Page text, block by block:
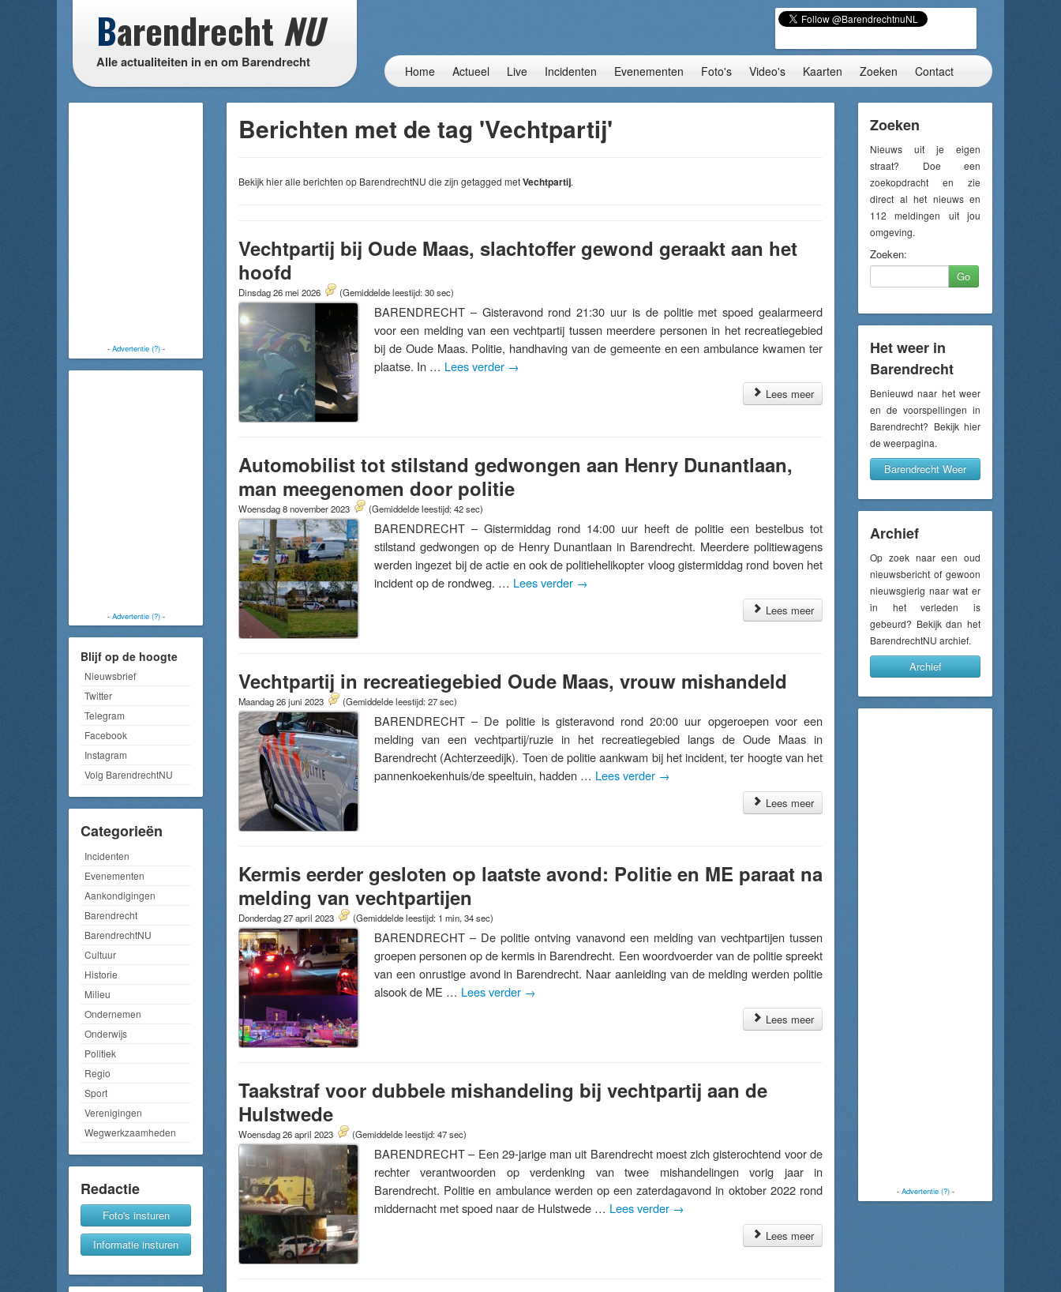
Barendrecht NU
Alle actualiteiten in en om Barendrecht
Home Actueel Live Incidenten Evenementen Foto's Video's Kaarten Zoeken Contact
- Advertentie (?)-
- Advertentie (?)-
Blijf op de hoogte
Nieuwsbrief
Twitter
Telegram
Facebook
Instagram
Volg BarendrechtNU
Categorieën
Incidenten
Evenementen
Aankondigingen
Barendrecht
BarendrechtNU
Cultuur
Historie
Milieu
Ondernemen
Onderwijs
Politiek
Regio
Sport
Verenigingen
Wegwerkzaamheden
Redactie
Foto's insturen
Informatie insturen
Berichten met de tag 'Vechtpartij'
Bekijk hier alle berichten op BarendrechtNU die zijn getagged metVechtpartij.
Vechtpartij bij Oude Maas, slachtoffer gewond geraakt aan het
hoofd
Dinsdag 26 mei 2026 (Gemiddelde leestijd: 30 sec)
BARENDRECHT – Gisteravond rond 21:30 uur is de politie met spoed gealarmeerd
voor een melding van een vechtpartij tussen meerdere personen in het recreatiegebied
bij de Oude Maas. Politie, handhaving van de gemeente en een ambulance kwamen ter
plaatse. In … Lees verder →
Lees meer
Automobilist tot stilstand gedwongen aan Henry Dunantlaan,
man meegenomen door politie
Woensdag 8 november 2023 (Gemiddelde leestijd: 42 sec)
BARENDRECHT – Gistermiddag rond 14:00 uur heeft de politie een bestelbus tot
stilstand gedwongen op de Henry Dunantlaan in Barendrecht. Meerdere politiewagens
werden ingezet bij de actie en ook de politiehelikopter vloog gistermiddag rond boven het
incident op de rondweg. … Lees verder →
Lees meer
Vechtpartij in recreatiegebied Oude Maas, vrouw mishandeld
Maandag 26 juni 2023 (Gemiddelde leestijd: 27 sec)
BARENDRECHT – De politie is gisteravond rond 20:00 uur opgeroepen voor een
melding van een vechtpartij/ruzie in het recreatiegebied langs de Oude Maas in
Barendrecht (Achterzeedijk). Toen de politie aankwam bij het incident, ter hoogte van het
pannenkoekenhuis/de speeltuin, hadden … Lees verder →
Lees meer
Kermis eerder gesloten op laatste avond: Politie en ME paraat na
melding van vechtpartijen
Donderdag 27 april 2023 (Gemiddelde leestijd: 1 min, 34 sec)
BARENDRECHT – De politie ontving vanavond een melding van vechtpartijen tussen
groepen personen op de kermis in Barendrecht. Een woordvoerder van de politie spreekt
van een onrustige avond in Barendrecht. Naar aanleiding van de melding werden politie
alsook de ME … Lees verder →
Lees meer
Taakstraf voor dubbele mishandeling bij vechtpartij aan de
Hulstwede
Woensdag 26 april 2023 (Gemiddelde leestijd: 47 sec)
BARENDRECHT – Een 29-jarige man uit Barendrecht moest zich gisterochtend voor de
rechter verantwoorden op verdenking van twee mishandelingen vorig jaar in
Barendrecht. Politie en ambulance werden op een zaterdagavond in oktober 2022 rond
middernacht met spoed naar de Hulstwede … Lees verder →
Lees meer
Zoeken
Nieuws uit je eigen
straat? Doe een
zoekopdracht en zie
direct al het nieuws en
112 meldingen uit jou
omgeving.
Zoeken:
Go
Het weer in
Barendrecht
Benieuwd naar het weer
en de voorspellingen in
Barendrecht? Bekijk hier
de weerpagina.
Barendrecht Weer
Archief
Op zoek naar een oud
nieuwsbericht of gewoon
nieuwsgierig naar wat er
in het verleden is
gebeurd? Bekijk dan het
BarendrechtNU archief.
Archief
- Advertentie (?)-